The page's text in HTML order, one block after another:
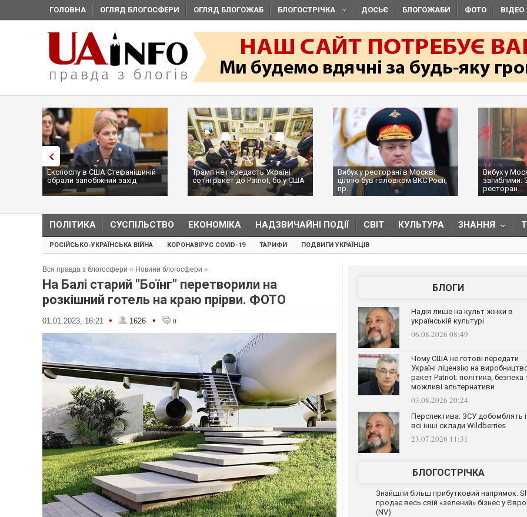
ГОЛОВНА ОГЛЯД БЛОГОСФЕРИ ОГЛЯД БЛОГОЖАБ БЛОГОСТРІЧКА ДОСЬЄ БЛОГОЖАБИ ФОТО ВІДЕО
Експослу в США Стефанішиній
обрали запобіжний захід
Трамп не передасть Україні
сотні ракет до Patriot, бо у США
Вибух у ресторані в Москві:
ціллю був головком ВКС Росії,
пр...
Вибух у
загиблими:
ресторан...
ПОЛІТИКА СУСПІЛЬСТВО ЕКОНОМІКА НАДЗВИЧАЙНІ ПОДІЇ СВІТ КУЛЬТУРА ЗНАННЯ
РОСІЙСЬКО-УКРАЇНСЬКА ВІЙНА КОРОНАВІРУС COVID-19 ТАРИФИ ПОДВИГИ УКРАЇНЦІВ
Вся правда з блогосфери » Новини блогосфери »
На Балі старий "Боїнг" перетворили на
розкішний готель на краю прірви. ФОТО
01.01.2023, 16:21 • 1626 • 0
БЛОГИ
Надія лише на культ жінки в
українській культурі
06.08.2026 08:49
Чому США не готові передати
Україні ліцензію на
ракет Patriot: політика, безпека
можливі альтернативи
03.08.2026 20:24
Перспектива: ЗСУ добомблять і
всі інші склади Wildberries
23.07.2026 11:31
БЛОГОСТРІЧКА
Знайшли більш прибутковий напрямок.
продає весь свій «зелений» бізнес у
(NV)